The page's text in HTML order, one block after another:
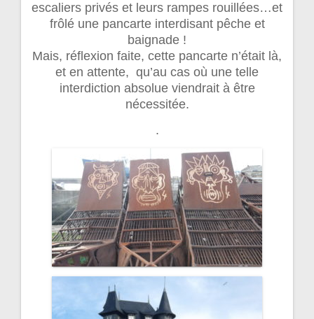
escaliers privés et leurs rampes rouillées…et
frôlé une pancarte interdisant pêche et
baignade !
Mais, réflexion faite, cette pancarte n’était là,
et en attente, qu’au cas où une telle
interdiction absolue viendrait à être
nécessitée.
.